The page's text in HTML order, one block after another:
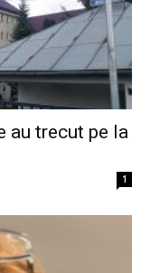
au trecut pe la
1